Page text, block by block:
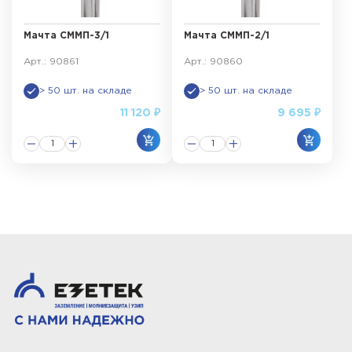
Мачта СММП-3/1
Арт.: 90861
> 50 шт. на складе
11 120 ₽
Мачта СММП-2/1
Арт.: 90860
> 50 шт. на складе
9 695 ₽